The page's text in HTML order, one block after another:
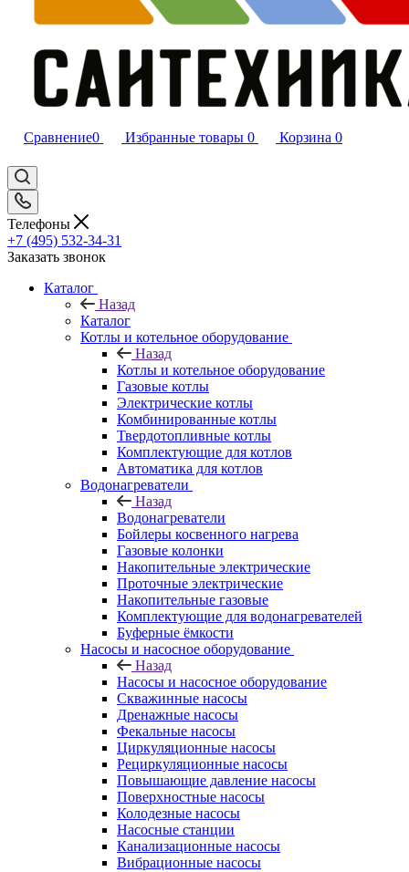
Сравнение0 Избранные товары 0 Корзина 0
Телефоны
+7 (495) 532‑34‑31
Заказать звонок
Каталог
Назад
Каталог
Котлы и котельное оборудование
Назад
Котлы и котельное оборудование
Газовые котлы
Электрические котлы
Комбинированные котлы
Твердотопливные котлы
Комплектующие для котлов
Автоматика для котлов
Водонагреватели
Назад
Водонагреватели
Бойлеры косвенного нагрева
Газовые колонки
Накопительные электрические
Проточные электрические
Накопительные газовые
Комплектующие для водонагревателей
Буферные ёмкости
Насосы и насосное оборудование
Назад
Насосы и насосное оборудование
Скважинные насосы
Дренажные насосы
Фекальные насосы
Циркуляционные насосы
Рециркуляционные насосы
Повышающие давление насосы
Поверхностные насосы
Колодезные насосы
Насосные станции
Канализационные насосы
Вибрационные насосы